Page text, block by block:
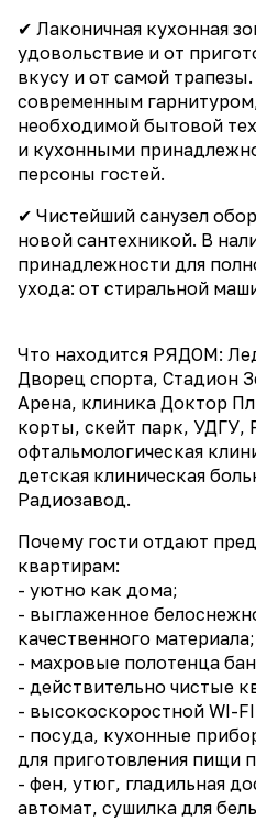
✔ Лаконичная кухонная
удовольствие и от
вкусу и от самой
современным
необходимой бытовой
и кухонными
персоны гостей.
✔ Чистейший санузел
новой сантехникой. В
принадлежности для
ухода: от стиральной
Что находится РЯДОМ:
Дворец спорта, Стадион
Арена, клиника Доктор
корты, скейт парк, УДГУ,
офтальмологическая
детская клиническая
Радиозавод.
Почему гости отдают
квартирам:
- уютно как дома;
- выглаженное
качественного материала;
- махровые полотенца
- действительно чистые
- высокоскоростной WI-
- посуда, кухонные
для приготовления пищи
- фен, утюг, гладильная
автомат, сушилка для